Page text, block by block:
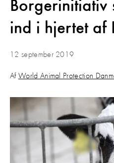
Borgerinitiativ
ind i hjertet af
12 september 2019
Af World Animal Protection